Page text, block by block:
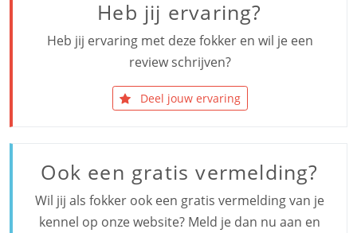
Heb jij ervaring?
Heb jij ervaring met deze fokker en wil je een
review schrijven?
Deel jouw ervaring
Ook een gratis vermelding?
Wil jij als fokker ook een gratis vermelding van je
kennel op onze website? Meld je dan nu aan en